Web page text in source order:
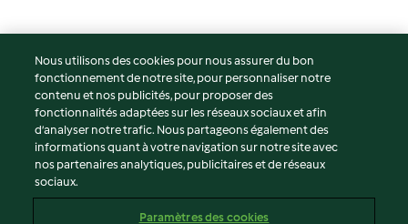
© Copyright 2026
Conditions d'utilisation
Politique de confidentialité
Non-responsabilité
Mentions légales
Nous utilisons des cookies pour nous assurer du bon
fonctionnement de notre site, pour personnaliser notre
contenu et nos publicités, pour proposer des
fonctionnalités adaptées sur les réseaux sociaux et afin
d’analyser notre trafic. Nous partageons également des
informations quant à votre navigation sur notre site avec
nos partenaires analytiques, publicitaires et de réseaux
sociaux.
Paramètres des cookies